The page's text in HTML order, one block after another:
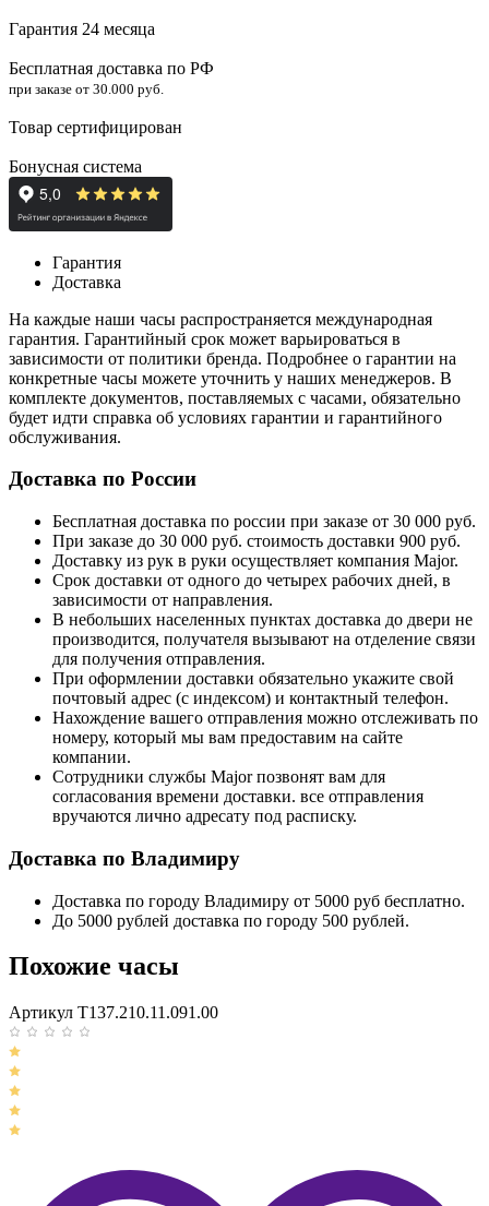
Гарантия 24 месяца
Бесплатная доставка по РФ
при заказе от 30.000 руб.
Товар сертифицирован
Бонусная система
Гарантия
Доставка
На каждые наши часы распространяется международная
гарантия. Гарантийный срок может варьироваться в
зависимости от политики бренда. Подробнее о гарантии на
конкретные часы можете уточнить у наших менеджеров. В
комплекте документов, поставляемых с часами, обязательно
будет идти справка об условиях гарантии и гарантийного
обслуживания.
Доставка по России
Бесплатная доставка по россии при заказе от 30 000 руб.
При заказе до 30 000 руб. стоимость доставки 900 руб.
Доставку из рук в руки осуществляет компания Major.
Срок доставки от одного до четырех рабочих дней, в
зависимости от направления.
В небольших населенных пунктах доставка до двери не
производится, получателя вызывают на отделение связи
для получения отправления.
При оформлении доставки обязательно укажите свой
почтовый адрес (с индексом) и контактный телефон.
Нахождение вашего отправления можно отслеживать по
номеру, который мы вам предоставим на сайте
компании.
Сотрудники службы Major позвонят вам для
согласования времени доставки. все отправления
вручаются лично адресату под расписку.
Доставка по Владимиру
Доставка по городу Владимиру от 5000 руб бесплатно.
До 5000 рублей доставка по городу 500 рублей.
Похожие часы
Артикул T137.210.11.091.00